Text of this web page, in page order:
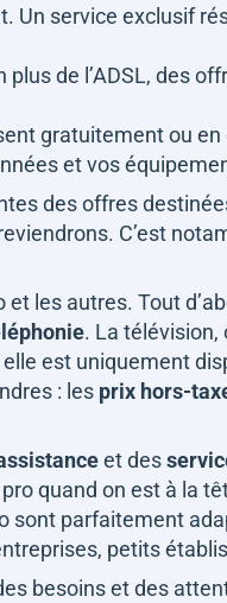
Un service exclusif
de l’ADSL, des
gratuitement ou
et vos
des offres
C’est
les autres. Tout
. La télévision,
est uniquement
: les prix hors-
et des
quand on est à la
sont parfaitement
petits
besoins et des